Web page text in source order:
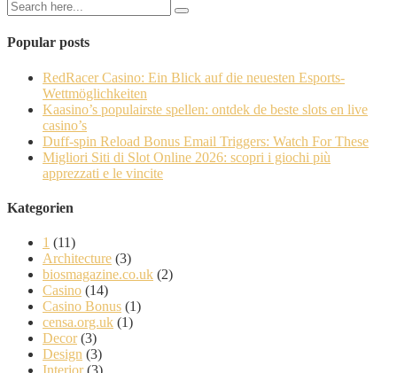
Popular posts
RedRacer Casino: Ein Blick auf die neuesten Esports-
Wettmöglichkeiten
Kaasino’s populairste spellen: ontdek de beste slots en live
casino’s
Duff-spin Reload Bonus Email Triggers: Watch For These
Migliori Siti di Slot Online 2026: scopri i giochi più
apprezzati e le vincite
Kategorien
1 (11)
Architecture (3)
biosmagazine.co.uk (2)
Casino (14)
Casino Bonus (1)
censa.org.uk (1)
Decor(3)
Design (3)